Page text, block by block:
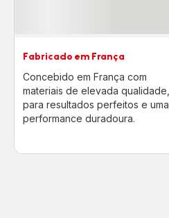
Fabricado em França
Concebido em França com
materiais de elevada qualidade,
para resultados perfeitos e uma
performance duradoura.